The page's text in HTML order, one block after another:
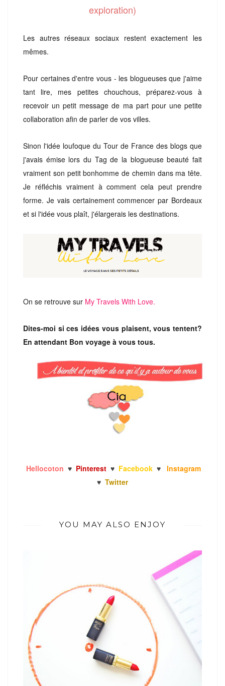
exploration)
Les autres réseaux sociaux restent exactement les
mêmes.
Pour certaines d'entre vous - les blogueuses que j'aime
tant lire, mes petites chouchous, préparez-vous à
recevoir un petit message de ma part pour une petite
collaboration afin de parler de vos villes.
Sinon l'idée loufoque du Tour de France des blogs que
j'avais émise lors du Tag de la blogueuse beauté fait
vraiment son petit bonhomme de chemin dans ma tête.
Je réfléchis vraiment à comment cela peut prendre
forme. Je vais certainement commencer par Bordeaux
et si l'idée vous plaît, j'élargerais les destinations.
On se retrouve sur My Travels With Love.
Dites-moi si ces idées vous plaisent, vous tentent?
En attendant Bon voyage à vous tous.
Hellocoton ♥ Pinterest ♥ Facebook ♥ Instagram
♥ Twitter
YOU MAY ALSO ENJOY